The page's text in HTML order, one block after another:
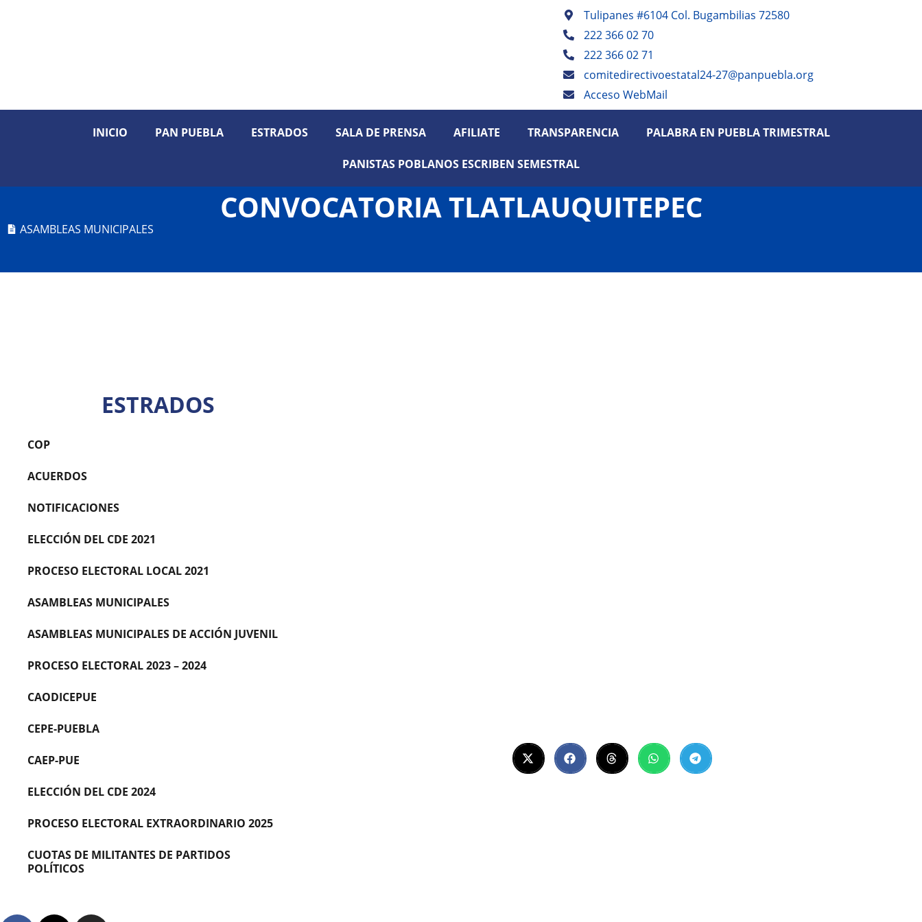
Tulipanes #6104 Col. Bugambilias 72580
222 366 02 70
222 366 02 71
comitedirectivoestatal24-27@panpuebla.org
Acceso WebMail
INICIO PAN PUEBLA ESTRADOS SALA DE PRENSA AFILIATE TRANSPARENCIA PALABRA EN PUEBLA TRIMESTRAL
PANISTAS POBLANOS ESCRIBEN SEMESTRAL
CONVOCATORIA TLATLAUQUITEPEC
ASAMBLEAS MUNICIPALES
ESTRADOS
COP
ACUERDOS
NOTIFICACIONES
ELECCIÓN DEL CDE 2021
PROCESO ELECTORAL LOCAL 2021
ASAMBLEAS MUNICIPALES
ASAMBLEAS MUNICIPALES DE ACCIÓN JUVENIL
PROCESO ELECTORAL 2023 – 2024
CAODICEPUE
CEPE-PUEBLA
CAEP-PUE
ELECCIÓN DEL CDE 2024
PROCESO ELECTORAL EXTRAORDINARIO 2025
CUOTAS DE MILITANTES DE PARTIDOS
POLÍTICOS